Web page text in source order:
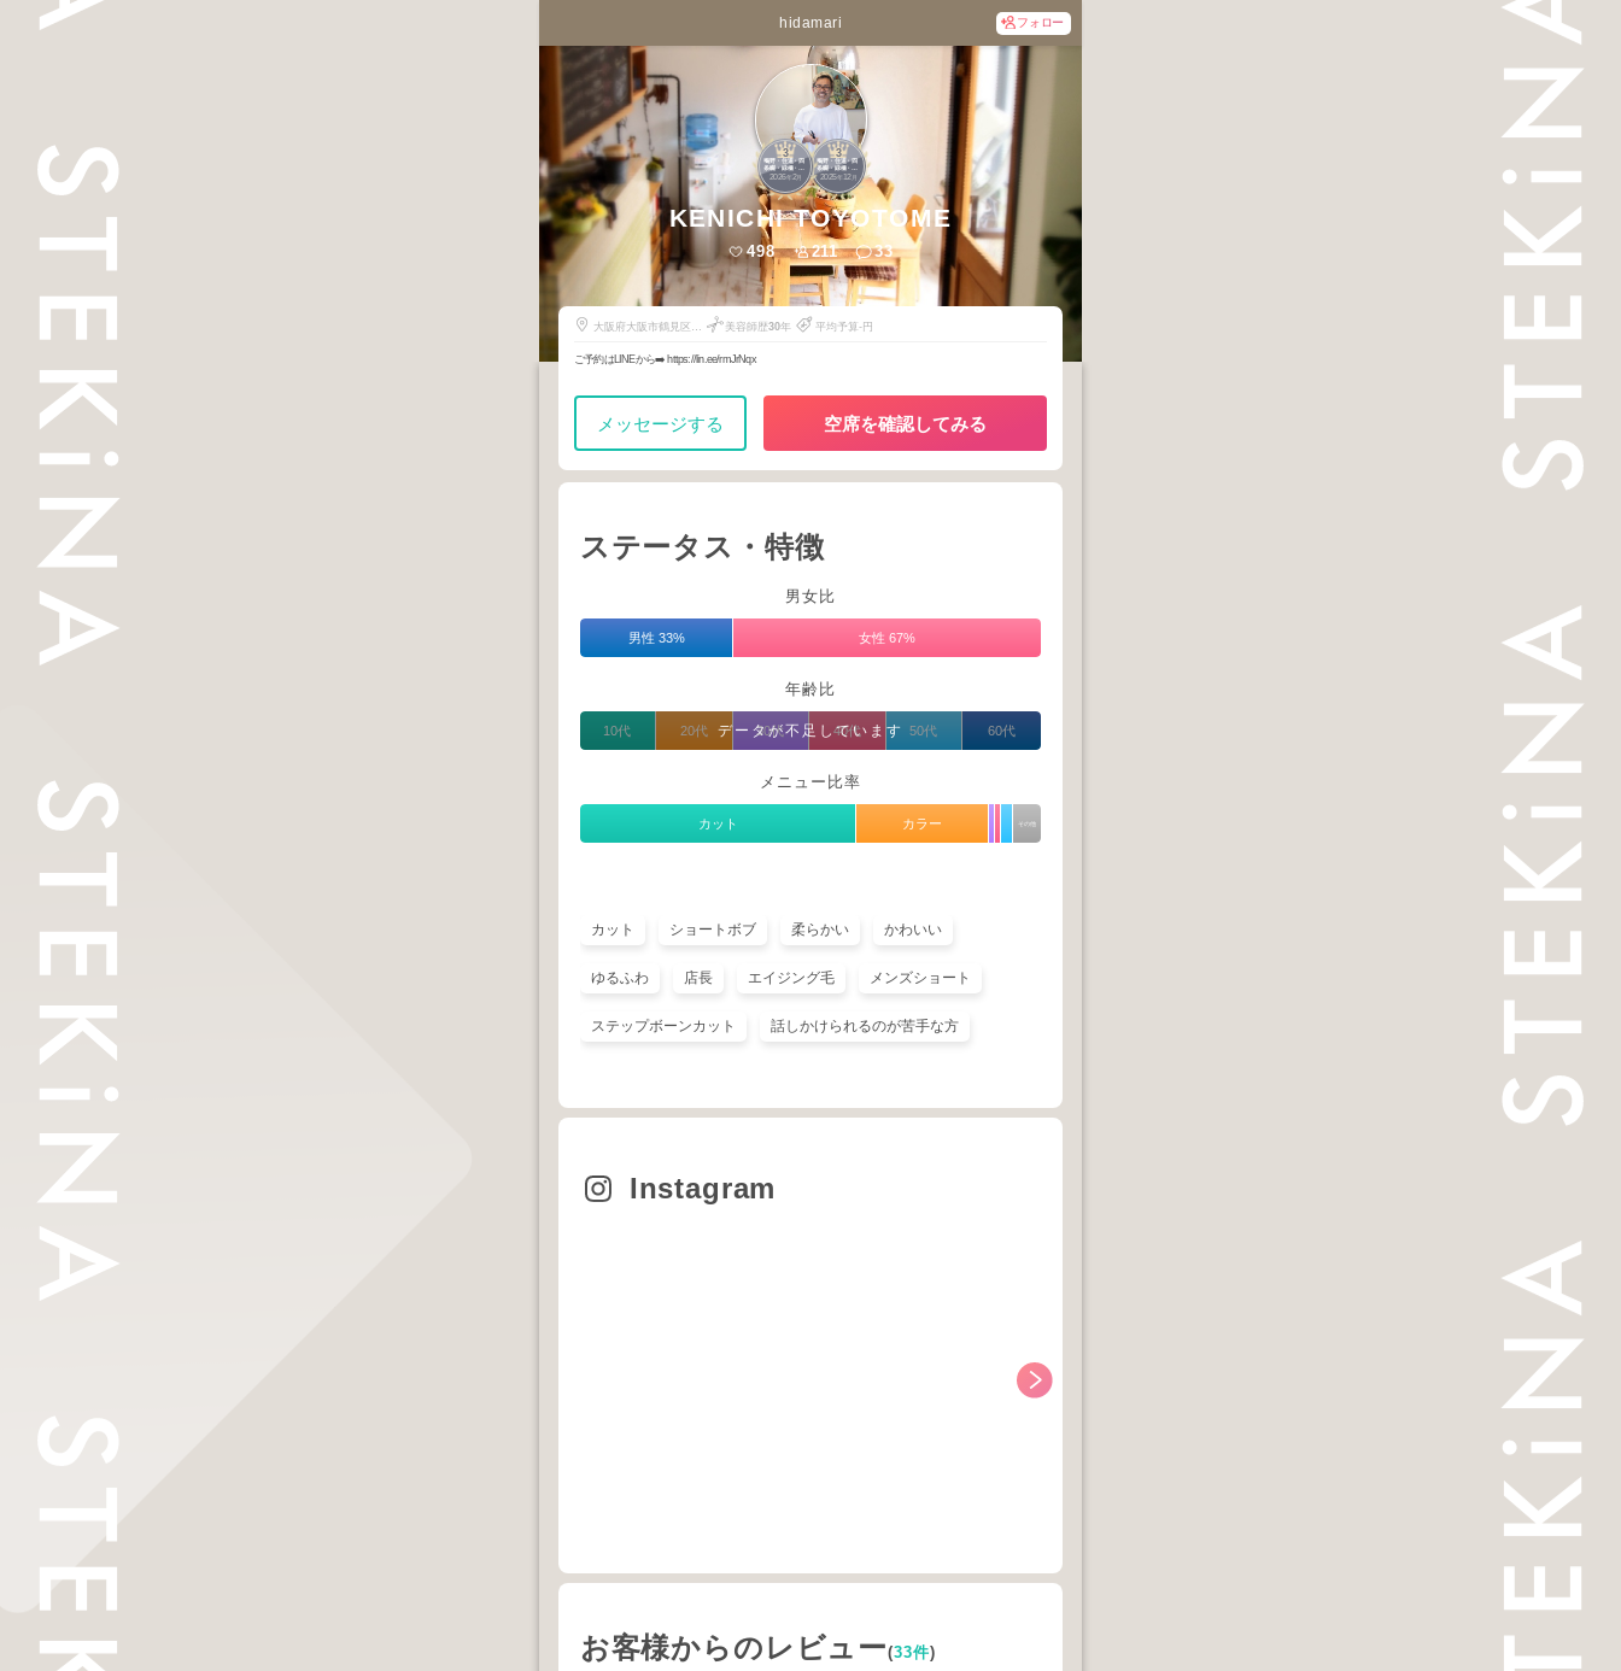
hidamari フォロー
3
鴫野・住道・四
条畷・緑橋・石
切・布施・花園
2026年2月
3
鴫野・住道・四
条畷・緑橋・石
切・布施・花園
2025年 12月
KENICHI TOYOTOME
498 211 33
大阪府大阪市鶴見区横
美容師歴30年 平均予算-円
ご予約はLINEから➡️ https://lin.ee/rmJrNqx
メッセージする 空席を確認してみる
ステータス・特徴
男女比
男性 33% 女性 67%
年齢比
データが不足しています
10代 20代 30代 40代 50代 60代
メニュー比率
カット カラー その他
カット ショートボブ 柔らかい かわいい
ゆるふわ 店長 エイジング毛 メンズショート
ステップボーンカット 話しかけられるのが苦手な方
Instagram
お客様からのレビュー(33件)